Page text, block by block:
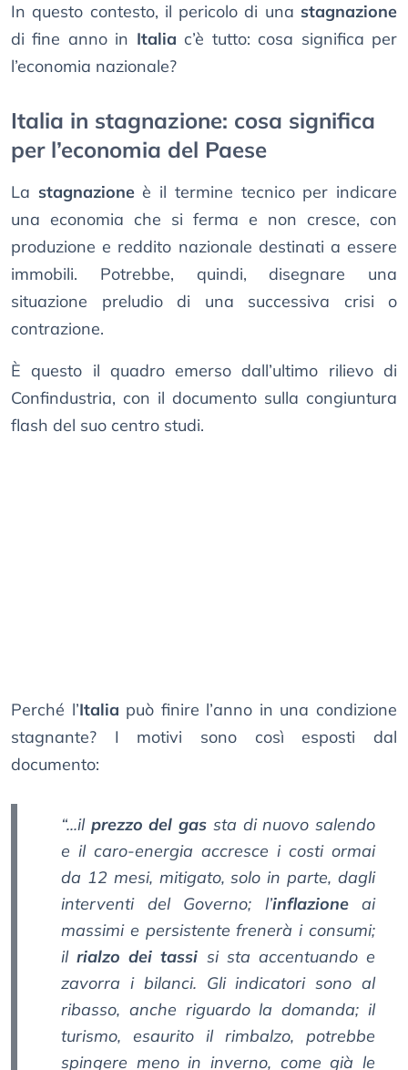
In questo contesto, il pericolo di una stagnazione
di fine anno in Italia c’è tutto: cosa significa per
l’economia nazionale?
Italia in stagnazione: cosa significa
per l’economia del Paese
La stagnazioneè il termine tecnico per indicare
una economia che si ferma e non cresce, con
produzione e reddito nazionale destinati a essere
immobili. Potrebbe, quindi, disegnare una
situazione preludio di una successiva crisi o
contrazione.
È questo il quadro emerso dall’ultimo rilievo di
Confindustria, con il documento sulla congiuntura
flash del suo centro studi.
Perché l’Italia può finire l’anno in una condizione
stagnante? I motivi sono così esposti dal
documento:
“...il prezzo del gas sta di nuovo salendo
e il caro-energia accresce i costi ormai
da 12 mesi, mitigato, solo in parte, dagli
interventi del Governo; l’inflazioneai
massimi e persistente frenerà i consumi;
ilrialzo dei tassi si sta accentuando e
zavorra i bilanci. Gli indicatori sono al
ribasso, anche riguardo la domanda; il
turismo, esaurito il rimbalzo, potrebbe
spingere meno in inverno, come già le